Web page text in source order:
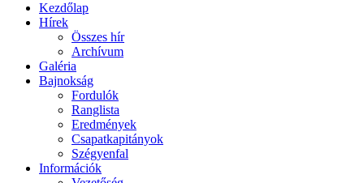
Kezdőlap
Hírek
Összes hír
Archívum
Galéria
Bajnokság
Fordulók
Ranglista
Eredmények
Csapatkapitányok
Szégyenfal
Információk